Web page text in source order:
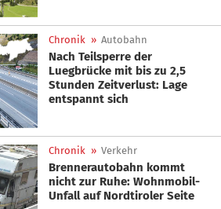
Chronik » Autobahn
Nach Teilsperre der
Luegbrücke mit bis zu 2,5
Stunden Zeitverlust: Lage
entspannt sich
Chronik » Verkehr
Brennerautobahn kommt
nicht zur Ruhe: Wohnmobil-
Unfall auf Nordtiroler Seite